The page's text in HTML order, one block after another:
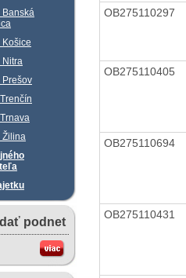
Banská
Košice
Nitra
Prešov
Žilina
podnet
OB275110297
OB275110405
OB275110694
OB275110431